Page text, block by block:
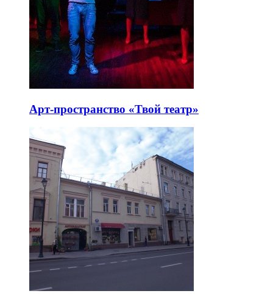
Арт-пространство «Твой театр»